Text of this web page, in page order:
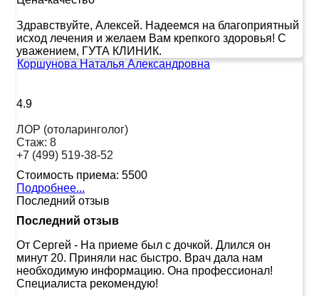
Здравствуйте, Алексей. Надеемся на благоприятный
исход лечения и желаем Вам крепкого здоровья! С
уважением, ГУТА КЛИНИК.
Коршунова Наталья Александровна
4.9
ЛОР (отоларинголог)
Стаж: 8
+7 (499) 519-38-52
Стоимость приема: 5500
Подробнее...
Последний отзыв
Последний отзыв
От Сергей - На приеме был с дочкой. Длился он
минут 20. Приняли нас быстро. Врач дала нам
необходимую информацию. Она профессионал!
Специалиста рекомендую!